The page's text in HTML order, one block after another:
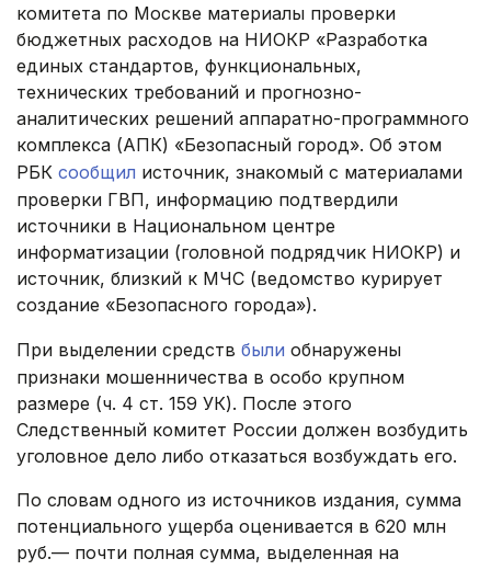
комитета по Москве материалы проверки
бюджетных расходов на НИОКР «Разработка
единых стандартов, функциональных,
технических требований и прогнозно-
аналитических решений аппаратно-программного
комплекса (АПК) «Безопасный город». Об этом
РБК сообщил источник, знакомый с материалами
проверки ГВП, информацию подтвердили
источники в Национальном центре
информатизации (головной подрядчик НИОКР) и
источник, близкий к МЧС (ведомство курирует
создание «Безопасного города»).
При выделении средств были обнаружены
признаки мошенничества в особо крупном
размере (ч. 4 ст. 159 УК). После этого
Следственный комитет России должен возбудить
уголовное дело либо отказаться возбуждать его.
По словам одного из источников издания, сумма
потенциального ущерба оценивается в 620 млн
руб.— почти полная сумма, выделенная на